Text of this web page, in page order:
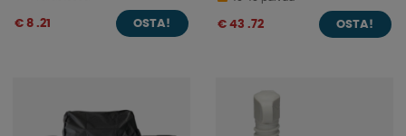
€ 8 .21 OSTA! € 43 .72 OSTA!